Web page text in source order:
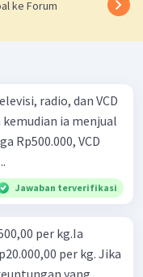
ke Forum
radio, dan VCD
kemudian ia menjual
Rp500.000, VCD
Jawaban terverifikasi
per kg.Ia
per kg. Jika